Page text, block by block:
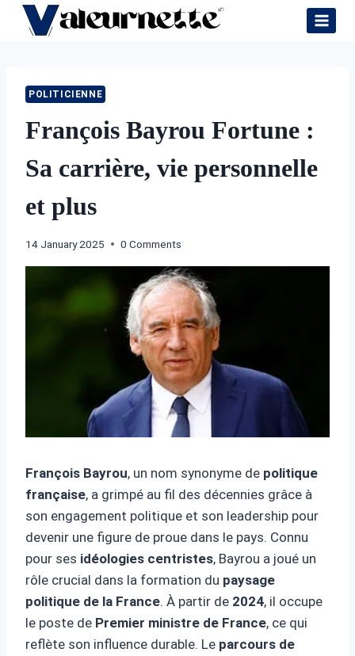
Skip
POLITICIENNE
François Bayrou Fortune :
Sa carrière, vie personnelle
et plus
14 January 2025 0 Comments
François Bayrou, un nom synonyme de politique
française, a grimpé au fil des décennies grâce à
son engagement politique et son leadership pour
devenir une figure de proue dans le pays. Connu
pour ses idéologies centristes, Bayrou a joué un
rôle crucial dans la formation du paysage
politique de la France. À partir de 2024, il occupe
le poste de Premier ministre de France, ce qui
reflète son influence durable. Le parcours de